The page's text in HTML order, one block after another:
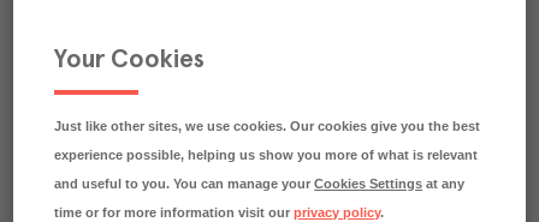
CO₂e/kg
Varje kilo av varan påverkar klimatet motsvarande
Läs mer om hur vi beräknar klimatavtryck
Your Cookies
Just like other sites, we use cookies. Our cookies give you the best
experience possible, helping us show you more of what is relevant
and useful to you. You can manage yourCookies Settings at any
time or for more information visit ourprivacy policy.